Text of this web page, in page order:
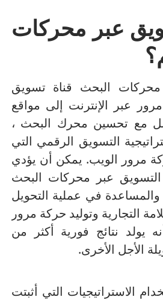
عبر محركات
البحث قناة تسويق
عبر الإنترنت إلى مواقع
مع تحسين محرك البحث ،
التسويق الرقمي التي
مرور الويب. يمكن أن يؤدي
التسويق عبر محركات البحث
والمساعدة في عملية التحويل
التجارية وتوليد حركة مرور
يولد نتائج فورية أكثر من
الأجل الأخرى.
الاستراتيجيات التي أثبتت